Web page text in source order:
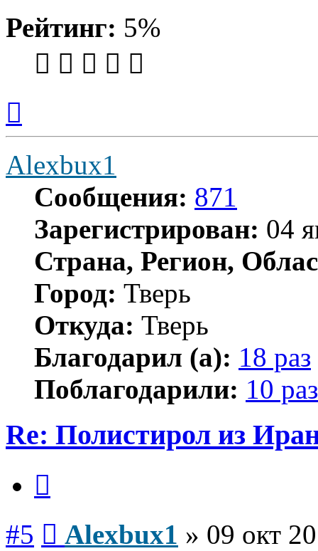
Рейтинг: 5%
началу
Alexbux1
Сообщения: 871
Зарегистрирован: 04
Страна, Регион,
Город: Тверь
Откуда: Тверь
Благодарил (а): 18 раз
Поблагодарили: 10 раз
Re: Полистирол из
#5 Alexbux1 » 09 окт